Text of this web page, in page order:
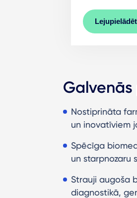
Lejupielādēt
Nostiprināta
un inovatīviem
Spēcīga
un starpnozaru
Strauji augoša
diagnostikā,